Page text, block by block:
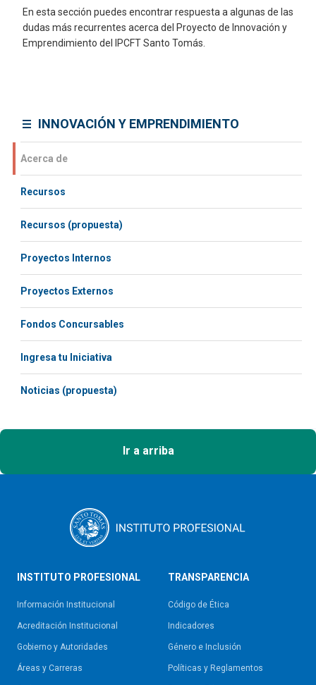
En esta sección puedes encontrar respuesta a algunas de las
dudas más recurrentes acerca del Proyecto de Innovación y
Emprendimiento del IPCFT Santo Tomás.
INNOVACIÓN Y EMPRENDIMIENTO
Acerca de
Recursos
Recursos (propuesta)
Proyectos Internos
Proyectos Externos
Fondos Concursables
Ingresa tu Iniciativa
Noticias (propuesta)
Ir a arriba
INSTITUTO PROFESIONAL
Información Institucional
Acreditación Institucional
Gobierno y Autoridades​
Áreas y Carreras
TRANSPARENCIA
Código de Ética
Indicadores
Género e Inclusión
Políticas y Reglamentos​